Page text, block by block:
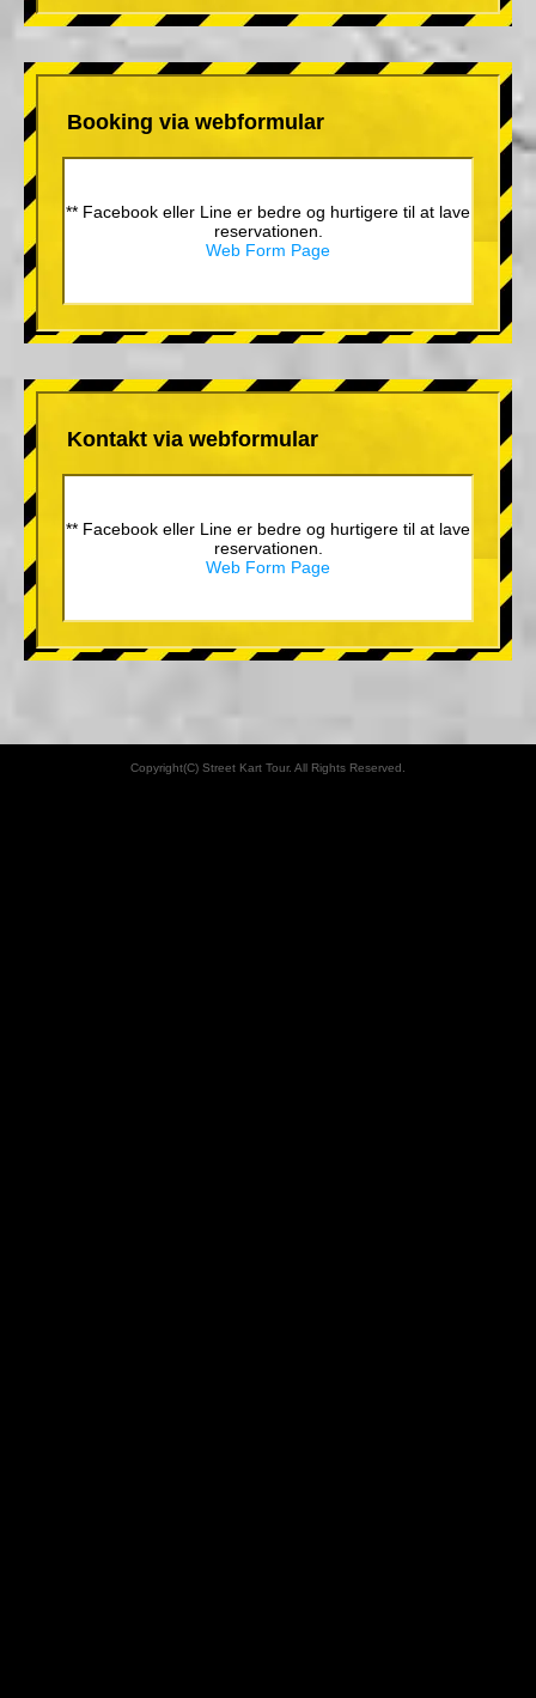
Booking via webformular
** Facebook eller Line er bedre og hurtigere til at lave
reservationen.
Web Form Page
Kontakt via webformular
** Facebook eller Line er bedre og hurtigere til at lave
reservationen.
Web Form Page
Copyright(C) Street Kart Tour. All Rights Reserved.